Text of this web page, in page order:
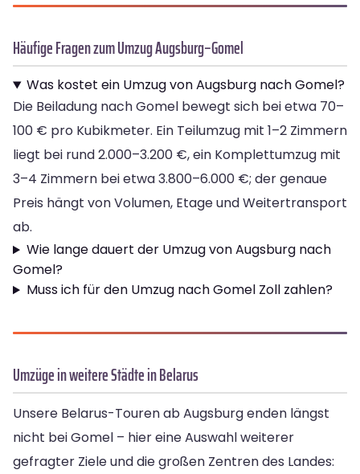
Häufige Fragen zum Umzug Augsburg–Gomel
Was kostet ein Umzug von Augsburg nach Gomel?
Die Beiladung nach Gomel bewegt sich bei etwa 70–
100 € pro Kubikmeter. Ein Teilumzug mit 1–2 Zimmern
liegt bei rund 2.000–3.200 €, ein Komplettumzug mit
3–4 Zimmern bei etwa 3.800–6.000 €; der genaue
Preis hängt von Volumen, Etage und Weitertransport
ab.
Wie lange dauert der Umzug von Augsburg nach
Gomel?
Muss ich für den Umzug nach Gomel Zoll zahlen?
Umzüge in weitere Städte in Belarus
Unsere Belarus-Touren ab Augsburg enden längst
nicht bei Gomel – hier eine Auswahl weiterer
gefragter Ziele und die großen Zentren des Landes: